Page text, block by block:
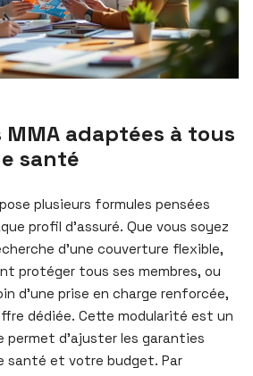
adaptées à tous
santé
plusieurs formules pensées
profil d’assuré. Que vous soyez
d’une couverture flexible,
protéger tous ses membres, ou
d’une prise en charge renforcée,
dédiée. Cette modularité est un
permet d’ajuster les garanties
santé et votre budget. Par